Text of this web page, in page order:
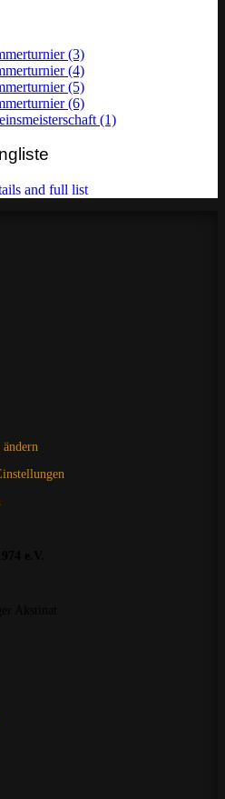
(3)
(4)
(5)
(6)
(1)